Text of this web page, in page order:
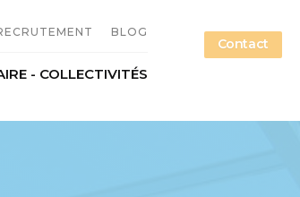
Candidature spontanée
BLOG
- COLLECTIVITÉS
Contact